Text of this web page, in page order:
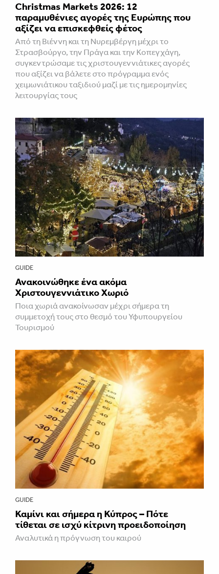
Christmas Markets 2026: 12
παραμυθένιες αγορές της Ευρώπης που
αξίζει να επισκεφθείς φέτος
Από τη Βιέννη και τη Νυρεμβέργη μέχρι το
Στρασβούργο, την Πράγα και την Κοπεγχάγη,
συγκεντρώσαμε τις χριστουγεννιάτικες αγορές
που αξίζει να βάλετε στο πρόγραμμα ενός
χειμωνιάτικου ταξιδιού μαζί με τις ημερομηνίες
λειτουργίας τους
GUIDE
Ανακοινώθηκε ένα ακόμα
Χριστουγεννιάτικο Χωριό
Ποια χωριά ανακοίνωσαν μέχρι σήμερα τη
συμμετοχή τους στο θεσμό του Υφυπουργείου
Τουρισμού
GUIDE
Καμίνι και σήμερα η Κύπρος – Πότε
τίθεται σε ισχύ κίτρινη προειδοποίηση
Αναλυτικά η πρόγνωση του καιρού